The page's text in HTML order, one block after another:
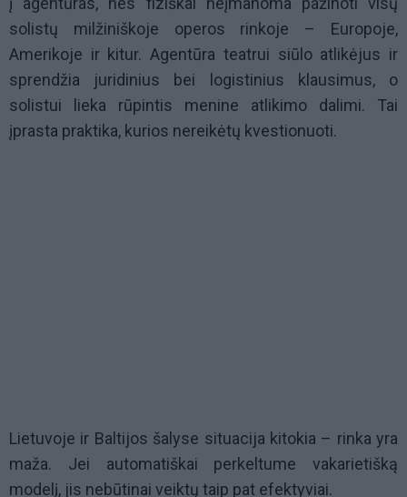
solistų milžiniškoje operos rinkoje – Europoje,
Amerikoje ir kitur. Agentūra teatrui siūlo atlikėjus ir
sprendžia juridinius bei logistinius klausimus, o
solistui lieka rūpintis menine atlikimo dalimi. Tai
įprasta praktika, kurios nereikėtų kvestionuoti.
Lietuvoje ir Baltijos šalyse situacija kitokia – rinka yra
maža. Jei automatiškai perkeltume vakarietišką
modelį, jis nebūtinai veiktų taip pat efektyviai.